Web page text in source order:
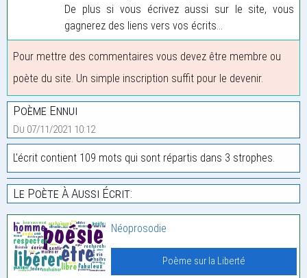
De plus si vous écrivez aussi sur le site, vous
gagnerez des liens vers vos écrits...
Pour mettre des commentaires vous devez être membre ou
poète du site. Un simple inscription suffit pour le devenir.
Poème Ennui
Du 07/11/2021 10:12
L'écrit contient 109 mots qui sont répartis dans 3 strophes.
Le Poète À Aussi Écrit:
Néoprosodie
Poème sur la Liberté